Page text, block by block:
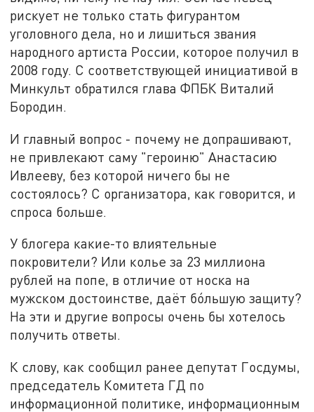
рискует не только стать фигурантом
уголовного дела, но и лишиться звания
народного артиста России, которое получил в
2008 году. С соответствующей инициативой в
Минкульт обратился глава ФПБК Виталий
Бородин.
И главный вопрос - почему не допрашивают,
не привлекают саму "героиню" Анастасию
Ивлееву, без которой ничего бы не
состоялось? С организатора, как говорится, и
спроса больше.
У блогера какие-то влиятельные
покровители? Или колье за 23 миллиона
рублей на попе, в отличие от носка на
мужском достоинстве, даёт бóльшую защиту?
На эти и другие вопросы очень бы хотелось
получить ответы.
К слову, как сообщил ранее депутат Госдумы,
председатель Комитета ГД по
информационной политике, информационным